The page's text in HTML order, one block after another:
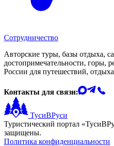
Сотрудничество
Авторские туры, базы отдыха,
достопримечательности, горы,
России для путешествий,
Контакты для связи:
ТусиВРуси
Туристический портал
защищены.
Политика конфиденциальности